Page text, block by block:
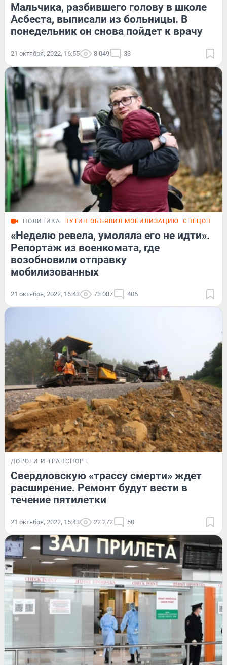
Мальчика, разбившего голову в школе
Асбеста, выписали из больницы. В
понедельник он снова пойдет к врачу
21 октября, 2022, 16:55 8 049 33
ПОЛИТИКА ПУТИН ОБЪЯВИЛ МОБИЛИЗАЦИЮ
«Неделю ревела, умоляла его не идти».
Репортаж из военкомата, где
возобновили отправку
мобилизованных
21 октября, 2022, 16:43 73 087 406
ДОРОГИ И ТРАНСПОРТ
Свердловскую «трассу смерти» ждет
расширение. Ремонт будут вести в
течение пятилетки
21 октября, 2022, 15:43 22 272 50